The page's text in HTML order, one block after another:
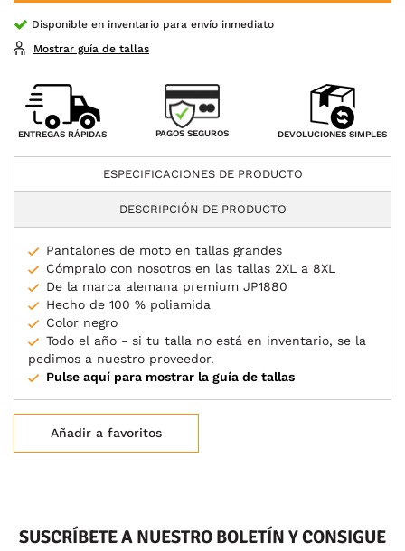
Disponible en inventario para envío inmediato
Mostrar guía de tallas
ENTREGAS RÁPIDAS PAGOS SEGUROS DEVOLUCIONES SIMPLES
ESPECIFICACIONES DE PRODUCTO
DESCRIPCIÓN DE PRODUCTO
Pantalones de moto en tallas grandes
Cómpralo con nosotros en las tallas 2XL a 8XL
De la marca alemana premium JP1880
Hecho de 100 % poliamida
Color negro
Todo el año - si tu talla no está en inventario, se la
pedimos a nuestro proveedor.
Pulse aquí para mostrar la guía de tallas
Añadir a favoritos
SUSCRÍBETE A NUESTRO BOLETÍN Y CONSIGUE